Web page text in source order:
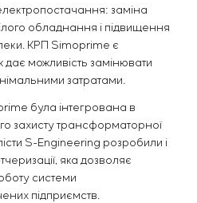
заміна
обладнання і підвищення
КРП Simoprime є
можливість замінювати
затратами.
була інтегрована в
захисту трансформаторної
S-Engineering розробили і
яка дозволяє
системи
підприємств.